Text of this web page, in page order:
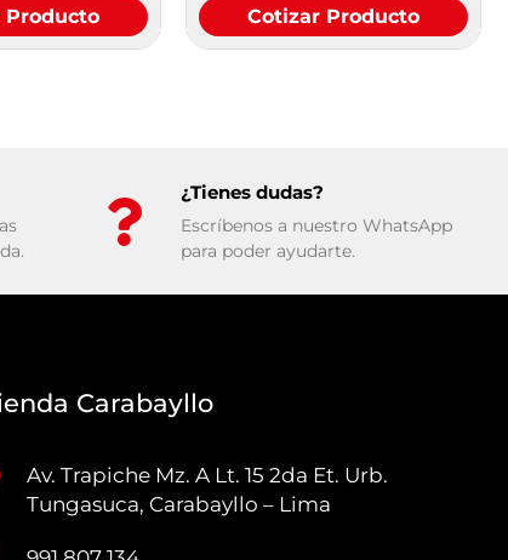
Producto Cotizar Producto
¿Tienes dudas?
Escríbenos a nuestro WhatsApp
para poder ayudarte.
Carabayllo
Av. Trapiche Mz. A Lt. 15 2da Et. Urb.
Tungasuca, Carabayllo – Lima